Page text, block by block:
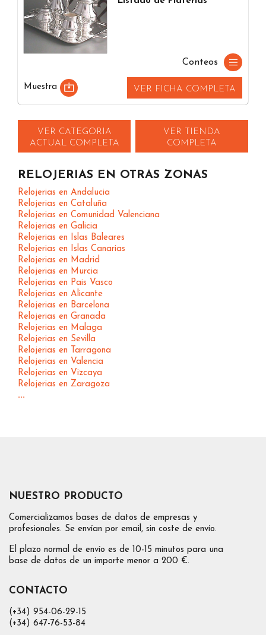
Conteos
Muestra VER FICHA COMPLETA
VER CATEGORIA
ACTUAL COMPLETA
VER TIENDA
COMPLETA
RELOJERIAS EN OTRAS ZONAS
Relojerias en Andalucia
Relojerias en Cataluña
Relojerias en Comunidad Valenciana
Relojerias en Galicia
Relojerias en Islas Baleares
Relojerias en Islas Canarias
Relojerias en Madrid
Relojerias en Murcia
Relojerias en Pais Vasco
Relojerias en Alicante
Relojerias en Barcelona
Relojerias en Granada
Relojerias en Malaga
Relojerias en Sevilla
Relojerias en Tarragona
Relojerias en Valencia
Relojerias en Vizcaya
Relojerias en Zaragoza
...
NUESTRO PRODUCTO
Comercializamos bases de datos de empresas y
profesionales. Se envían por email, sin coste de envío.
El plazo normal de envío es de 10-15 minutos para una
base de datos de un importe menor a 200 €.
CONTACTO
(+34) 954-06-29-15
(+34) 647-76-53-84